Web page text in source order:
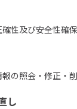
性及び安全性確
の照会・修正・
し